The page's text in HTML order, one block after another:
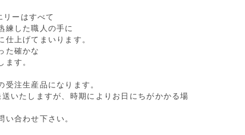
ーはすべて
練した職人の手に
仕上げてまいります。
た確かな
ます。
受注生産品になります。
いたしますが、時期によりお日にちがかかる場
い合わせ下さい。